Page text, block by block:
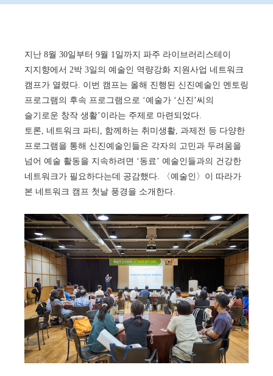
지난 8월 30일부터 9월 1일까지 파주 라이브러리스테이
지지향에서 2박 3일의 예술인 역량강화 지원사업 네트워크
캠프가 열렸다. 이번 캠프는 올해 진행된 신진예술인 멘토링
프로그램의 후속 프로그램으로 ‘예술가 ‘신진’씨의
슬기로운 창작 생활’이라는 주제로 마련되었다.
토론, 네트워크 파티, 함께하는 취미생활, 과제전 등 다양한
프로그램을 통해 신진예술인들은 각자의 고민과 두려움을
넘어 예술 활동을 지속하려면 ‘동료’ 예술인들과의 건강한
네트워크가 필요하다는데 공감했다. 〈예술인〉이 따라가
본 네트워크 캠프 첫날 풍경을 소개한다.